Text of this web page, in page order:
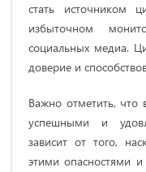
стать источником
избыточном
социальных медиа.
доверие и
Важно отметить, что
успешными и
зависит от того,
этими опасностями